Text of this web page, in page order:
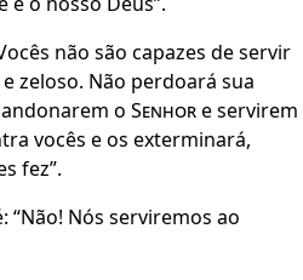
não são capazes de servir
zeloso. Não perdoará sua
o Senhore servirem
vocês e os exterminará,
fez”.
“Não! Nós serviremos ao